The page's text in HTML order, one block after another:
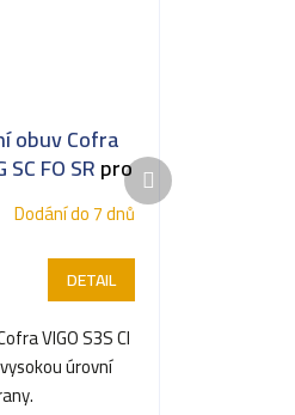
obuv Cofra
SC FO SRpro
Dodání do 7 dnů
DETAIL
VIGO S3S CI
úrovní
Další
produkt